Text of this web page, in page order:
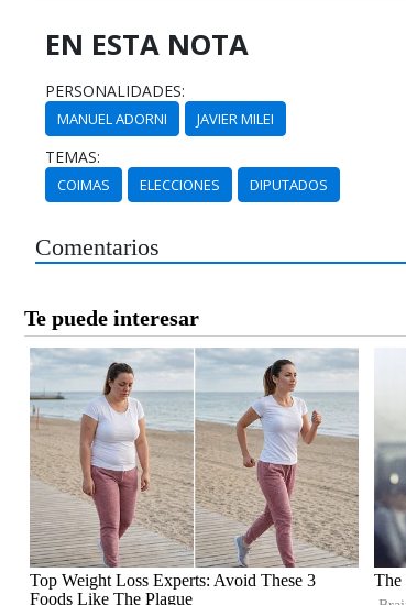
EN ESTA NOTA
PERSONALIDADES:
MANUEL ADORNI JAVIER MILEI
TEMAS:
COIMAS ELECCIONES DIPUTADOS
Comentarios